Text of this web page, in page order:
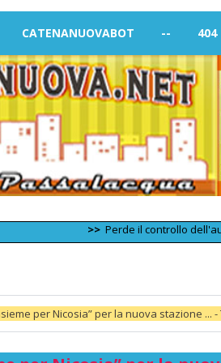
CATENANUOVABOT -- 404
Perde il controllo dell'auto e si
per Nicosia” per la nuova stazione ... -